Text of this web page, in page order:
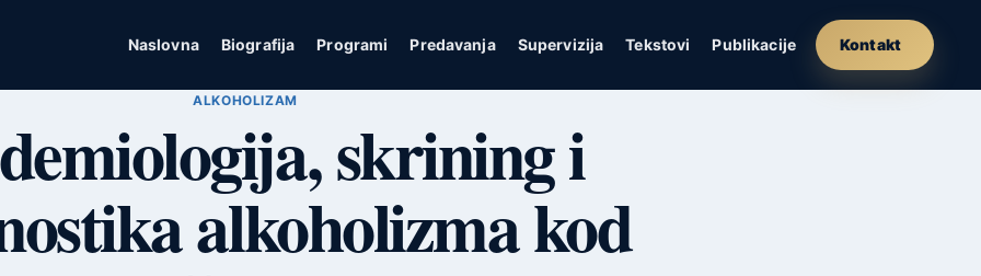
Naslovna Biografija Programi Predavanja Supervizija Tekstovi Publikacije Kontakt
ALKOHOLIZAM
skrining i
alkoholizma kod